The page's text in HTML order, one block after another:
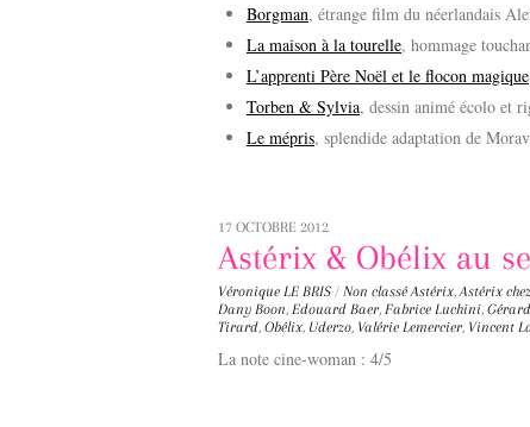
Borgman, étrange film du néerlandais
La maison à la tourelle, hommage
L’apprenti Père Noël et le flocon magique
Torben & Sylvia, dessin animé écolo et
Le mépris, splendide adaptation de
17 OCTOBRE 2012
Astérix & Obélix au
Véronique LE BRIS / Non classé Astérix,Astérix
Dany Boon, Edouard Baer, Fabrice Luchini,
Tirard, Obélix, Uderzo, Valérie Lemercier, Vincent
La note cine-woman : 4/5